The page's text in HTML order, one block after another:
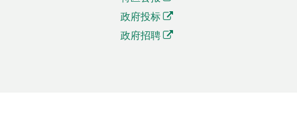
政府投标
政府招聘